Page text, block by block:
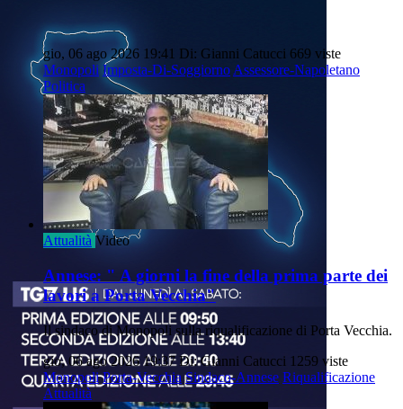
gio, 06 ago 2026 19:41 Di: Gianni Catucci 669 viste
Monopoli Imposta-Di-Soggiorno Assessore-Napoletano
Politica
Attualità Video
Annese: " A giorni la fine della prima parte dei
lavori a Porta Vecchia"
Il sindaco di Monopoli sulla riqualificazione di Porta Vecchia.
gio, 06 ago 2026 19:37 Di: Gianni Catucci 1259 viste
Monopoli Porta-Vecchia Sindaco-Annese Riqualificazione
Attualità